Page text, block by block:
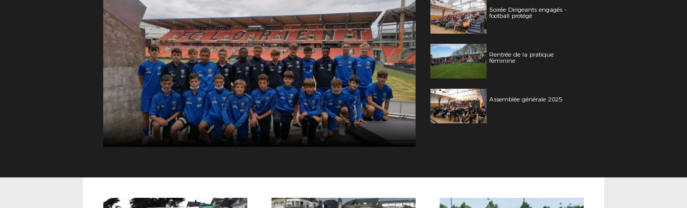
Soirée Dirigeants engagés -
football protégé
Rentrée de la pratique
féminine
Assemblée générale 2025